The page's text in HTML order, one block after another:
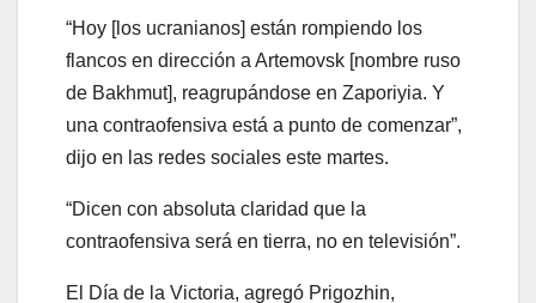
“Hoy [los ucranianos] están rompiendo los
flancos en dirección a Artemovsk [nombre ruso
de Bakhmut], reagrupándose en Zaporiyia. Y
una contraofensiva está a punto de comenzar”,
dijo en las redes sociales este martes.
“Dicen con absoluta claridad que la
contraofensiva será en tierra, no en televisión”.
El Día de la Victoria, agregó Prigozhin,